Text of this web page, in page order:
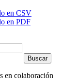
en CSV
en PDF
en colaboración